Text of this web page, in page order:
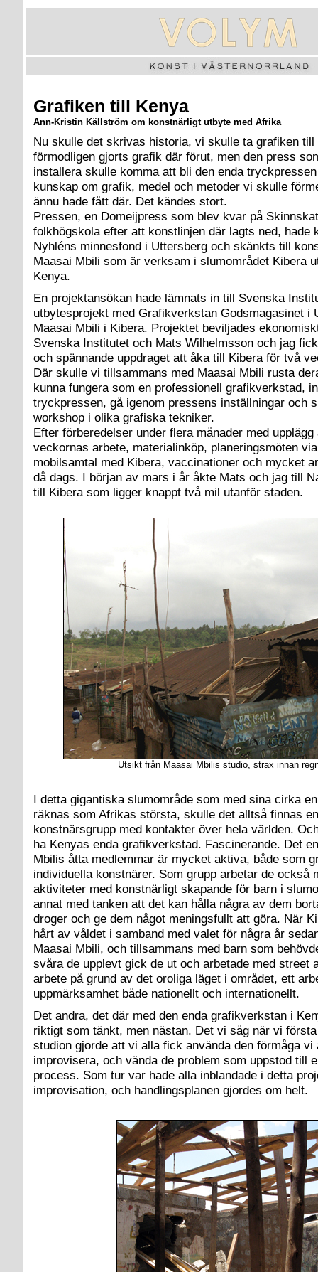
Grafiken till Kenya
Ann-Kristin Källström om konstnärligt utbyte med Afrika
Nu skulle det skrivas historia, vi skulle ta grafiken till
förmodligen gjorts grafik där förut, men den press
installera skulle komma att bli den enda
kunskap om grafik, medel och metoder vi skulle
ännu hade fått där. Det kändes stort.
Pressen, en Domeijpress som blev kvar på
folkhögskola efter att konstlinjen där lagts ned, hade
Nyhléns minnesfond i Uttersberg och skänkts till
Maasai Mbili som är verksam i slumområdet Kibera
Kenya.
En projektansökan hade lämnats in till Svenska
utbytesprojekt med Grafikverkstan Godsmagasinet i
Maasai Mbili i Kibera. Projektet beviljades
Svenska Institutet och Mats Wilhelmsson och jag
och spännande uppdraget att åka till Kibera för två
Där skulle vi tillsammans med Maasai Mbili rusta
kunna fungera som en professionell grafikverkstad,
tryckpressen, gå igenom pressens inställningar och
workshop i olika grafiska tekniker.
Efter förberedelser under flera månader med
veckornas arbete, materialinköp, planeringsmöten
mobilsamtal med Kibera, vaccinationer och mycket
då dags. I början av mars i år åkte Mats och jag till
till Kibera som ligger knappt två mil utanför staden.
Utsikt från Maasai Mbilis studio, strax innan
I detta gigantiska slumområde som med sina cirka
räknas som Afrikas största, skulle det alltså finnas
konstnärsgrupp med kontakter över hela världen.
ha Kenyas enda grafikverkstad. Fascinerande. Det
Mbilis åtta medlemmar är mycket aktiva, både som
individuella konstnärer. Som grupp arbetar de också
aktiviteter med konstnärligt skapande för barn i
annat med tanken att det kan hålla några av dem
droger och ge dem något meningsfullt att göra. När
hårt av våldet i samband med valet för några år
Maasai Mbili, och tillsammans med barn som
svåra de upplevt gick de ut och arbetade med street
arbete på grund av det oroliga läget i området, ett
uppmärksamhet både nationellt och internationellt.
Det andra, det där med den enda grafikverkstan i
riktigt som tänkt, men nästan. Det vi såg när vi
studion gjorde att vi alla fick använda den förmåga vi
improvisera, och vända de problem som uppstod till
process. Som tur var hade alla inblandade i detta
improvisation, och handlingsplanen gjordes om helt.